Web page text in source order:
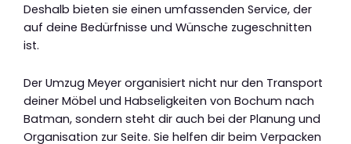
Deshalb bieten sie einen umfassenden Service, der
auf deine Bedürfnisse und Wünsche zugeschnitten
ist.
Der Umzug Meyer organisiert nicht nur den Transport
deiner Möbel und Habseligkeiten von Bochum nach
Batman, sondern steht dir auch bei der Planung und
Organisation zur Seite. Sie helfen dir beim Verpacken